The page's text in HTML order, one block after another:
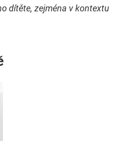
dítěte, zejména v kontextu